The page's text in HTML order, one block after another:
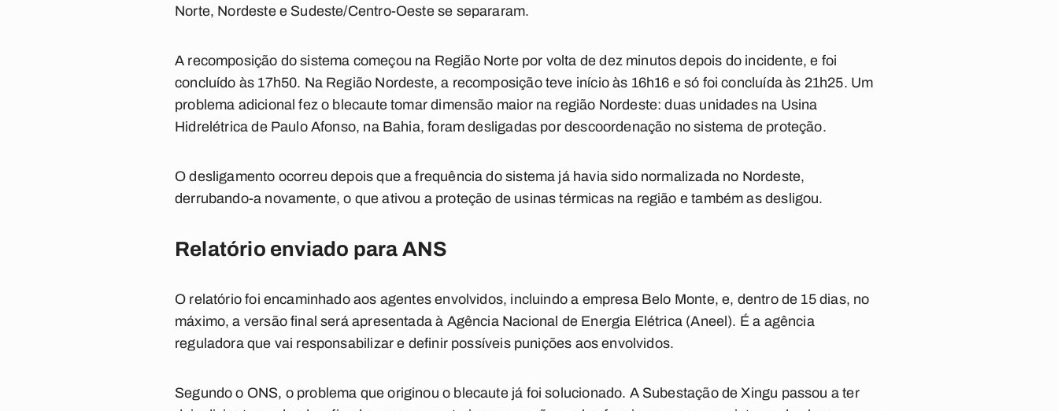
Norte, Nordeste e Sudeste/Centro-Oeste se separaram.
A recomposição do sistema começou na Região Norte por volta de dez minutos depois do incidente, e foi
concluído às 17h50. Na Região Nordeste, a recomposição teve início às 16h16 e só foi concluída às 21h25. Um
problema adicional fez o blecaute tomar dimensão maior na região Nordeste: duas unidades na Usina
Hidrelétrica de Paulo Afonso, na Bahia, foram desligadas por descoordenação no sistema de proteção.
O desligamento ocorreu depois que a frequência do sistema já havia sido normalizada no Nordeste,
derrubando-a novamente, o que ativou a proteção de usinas térmicas na região e também as desligou.
Relatório enviado para ANS
O relatório foi encaminhado aos agentes envolvidos, incluindo a empresa Belo Monte, e, dentro de 15 dias, no
máximo, a versão final será apresentada à Agência Nacional de Energia Elétrica (Aneel). É a agência
reguladora que vai responsabilizar e definir possíveis punições aos envolvidos.
Segundo o ONS, o problema que originou o blecaute já foi solucionado. A Subestação de Xingu passou a ter